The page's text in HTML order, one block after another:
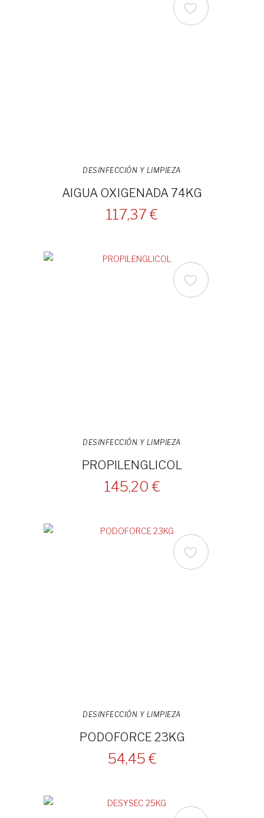
DESINFECCIÓN Y LIMPIEZA
AIGUA OXIGENADA 74KG
117,37 €
DESINFECCIÓN Y LIMPIEZA
PROPILENGLICOL
145,20 €
DESINFECCIÓN Y LIMPIEZA
PODOFORCE 23KG
54,45 €